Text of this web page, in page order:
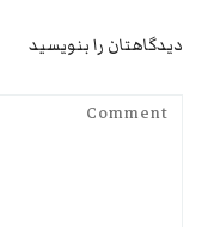
دیدگاهتان را بنویسید